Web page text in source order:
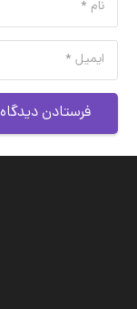
فرستادن دیدگاه